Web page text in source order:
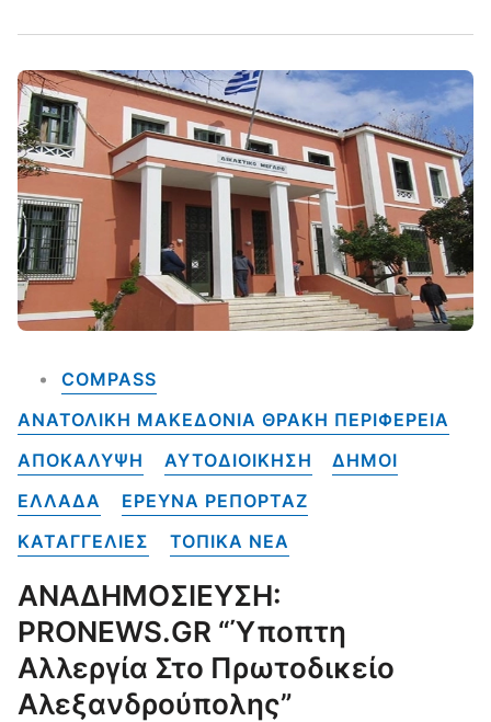
COMPASS
ΑΝΑΤΟΛΙΚΗ ΜΑΚΕΔΟΝΙΑ ΘΡΑΚΗ ΠΕΡΙΦΕΡΕΙΑ
ΑΠΟΚΑΛΥΨΗ
ΑΥΤΟΔΙΟΙΚΗΣΗ
ΔΗΜΟΙ
ΕΛΛΑΔΑ
ΕΡΕΥΝΑ ΡΕΠΟΡΤΑΖ
ΚΑΤΑΓΓΕΛΙΕΣ
ΤΟΠΙΚΑ NEA
ΑΝΑΔΗΜΟΣΙΕΥΣΗ:
PRONEWS.GR “Ύποπτη
Αλλεργία Στο Πρωτοδικείο
Αλεξανδρούπολης”